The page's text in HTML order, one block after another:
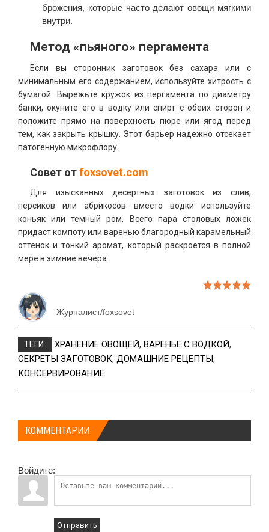
брожения, которые часто делают овощи мягкими
внутри.
Метод «пьяного» пергамента
Если вы сторонник заготовок без сахара или с
минимальным его содержанием, используйте хитрость с
бумагой. Вырежьте кружок из пергамента по диаметру
банки, окуните его в водку или спирт с обеих сторон и
положите прямо на поверхность пюре или ягод перед
тем, как закрыть крышку. Этот барьер надежно отсекает
патогенную микрофлору.
Совет отfoxsovet.com
Для изысканных десертных заготовок из слив,
персиков или абрикосов вместо водки используйте
коньяк или темный ром. Всего пара столовых ложек
придаст компоту или варенью благородный карамельный
оттенок и тонкий аромат, который раскроется в полной
мере в зимние вечера.
Журналист/foxsovet
ТЕГИ: ХРАНЕНИЕ ОВОЩЕЙ, ВАРЕНЬЕ С ВОДКОЙ,
СЕКРЕТЫ ЗАГОТОВОК, ДОМАШНИЕ РЕЦЕПТЫ,
КОНСЕРВИРОВАНИЕ
КОММЕНТАРИИ
Войдите:
Отправить